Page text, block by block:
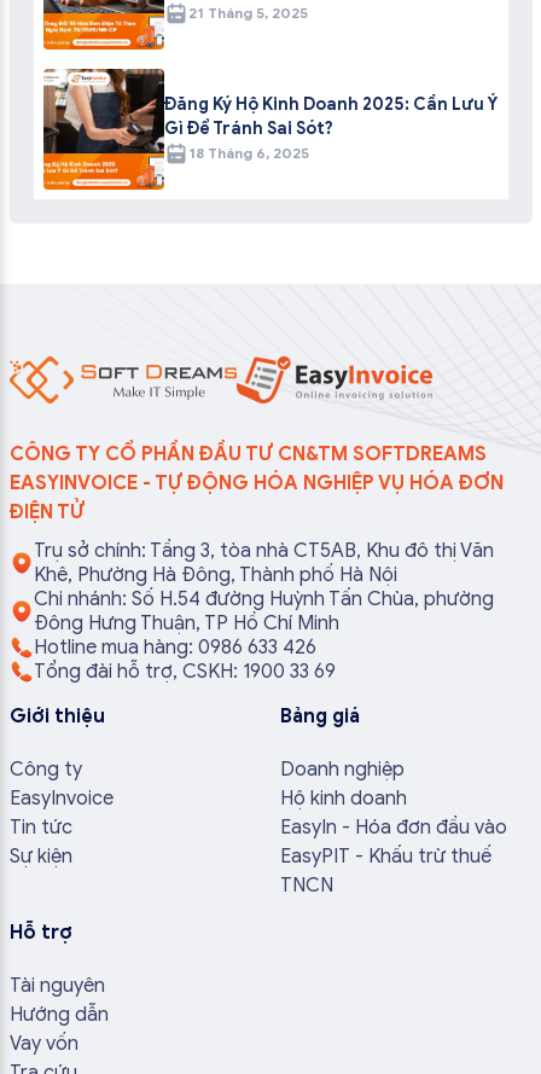
21 Tháng 5, 2025
Đăng Ký Hộ Kinh Doanh 2025: Cần Lưu Ý
Gì Để Tránh Sai Sót?
18 Tháng 6, 2025
CÔNG TY CỔ PHẦN ĐẦU TƯ CN&TM SOFTDREAMS
EASYINVOICE - TỰ ĐỘNG HÓA NGHIỆP VỤ HÓA ĐƠN
ĐIỆN TỬ
Trụ sở chính: Tầng 3, tòa nhà CT5AB, Khu đô thị Văn
Khê, Phường Hà Đông, Thành phố Hà Nội
Chi nhánh: Số H.54 đường Huỳnh Tấn Chùa, phường
Đông Hưng Thuận, TP Hồ Chí Minh
Hotline mua hàng: 0986 633 426
Tổng đài hỗ trợ, CSKH: 1900 33 69
Giới thiệu
Công ty
EasyInvoice
Tin tức
Sự kiện
Bảng giá
Doanh nghiệp
Hộ kinh doanh
EasyIn - Hóa đơn đầu vào
EasyPIT - Khấu trừ thuế
TNCN
Hỗ trợ
Tài nguyên
Hướng dẫn
Vay vốn